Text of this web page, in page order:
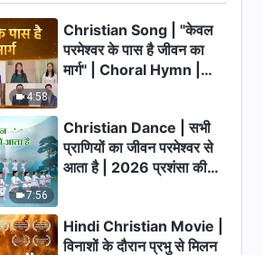
परमेश्वर के दैनिक वचन : इंसान की
भ्रष्टता का खुलासा | अंश 348
परमेश्वर के दैनिक वचन : इंसान की
भ्रष्टता का खुलासा | अंश 349
4:58
Christian Song | "केवल
परमेश्वर के पास है जीवन का
मार्ग" | Choral Hymn |
7:56
Christian Dance | सभी
प्राणियों का जीवन परमेश्वर से
आता है | 2026 प्रशंसा की
Hindi Christian Movie |
विनाशों के दौरान प्रभु से मिलन